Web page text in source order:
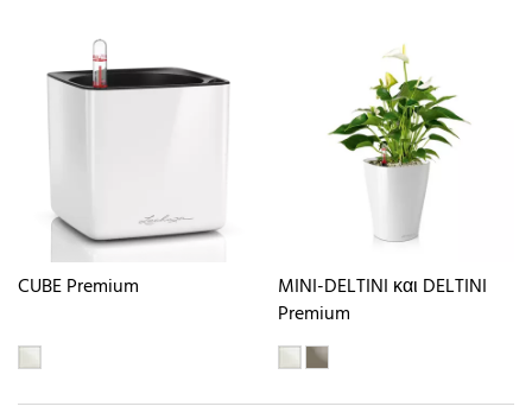
CUBE Premium
MINI-DELTINI και DELTINI
Premium